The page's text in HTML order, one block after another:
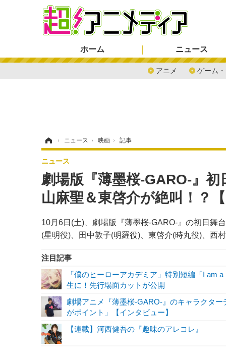
ホーム ニュース
アニメ ゲーム
› ニュース › 映画 › 記事
劇場版『薄墨桜-GARO-』
山麻聖＆東啓介が絶叫！？
10月6日(土)、劇場版『薄墨桜-GARO-』の初日舞
(星明役)、田中敦子(明羅役)、東啓介(時丸役)、
ニュース
注目記事
「僕のヒーローアカデミア」特別短編「I am
生に！先行場面カットが公開
劇場アニメ『薄墨桜-GARO-』のキャラクタ
がポイント」【インタビュー】
【連載】河西健吾の『趣味のアレコレ』